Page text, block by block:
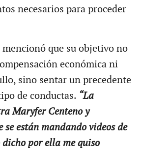
necesarios para proceder
que su objetivo no
económica ni
sino sentar un precedente
de conductas. “La
Maryfer Centeno y
se están mandando videos de
por ella me quiso